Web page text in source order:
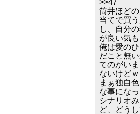
>>47
筒井ほど
当てで買
し、自分
が良い気も
俺は愛の
だこと無
てのがい
ないけどｗ
まぁ独自
な事にな
シナリオ
ど、どう